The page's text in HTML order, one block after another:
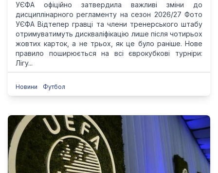
УЄФА офіційно затвердила важливі зміни до
дисциплінарного регламенту на сезон 2026/27 Фото
УЄФА Відтепер гравці та члени тренерського штабу
отримуватимуть дискваліфікацію лише після чотирьох
жовтих карток, а не трьох, як це було раніше. Нове
правило поширюється на всі єврокубкові турніри:
Лігу...
Новини Футбол